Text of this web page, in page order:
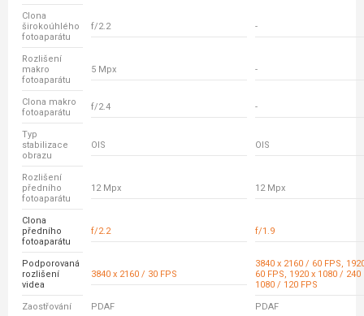
Clona
širokoúhlého
fotoaparátu
f/2.2 -
Rozlišení
makro
fotoaparátu
5 Mpx -
Clona makro
fotoaparátu
f/2.4 -
Typ
stabilizace
obrazu
OIS OIS
Rozlišení
předního
fotoaparátu
12 Mpx 12 Mpx
Clona
předního
fotoaparátu
f/2.2 f/1.9
Podporovaná
rozlišení
videa
3840 x 2160 / 30 FPS
3840 x 2160 / 60 FPS,
60 FPS, 1920 x 1080 / 240
1080 / 120 FPS
Zaostřování PDAF PDAF